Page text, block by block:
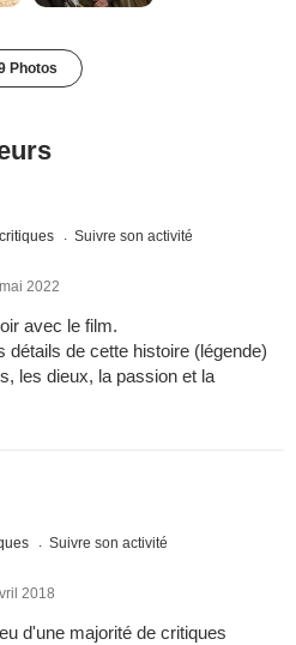
Photos
Suivre son activité
2022
avec le film.
détails de cette histoire (légende)
les dieux, la passion et la
Suivre son activité
2018
d'une majorité de critiques